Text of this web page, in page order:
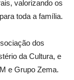
valorizando os
toda a família.
dos
da Cultura, e
e Grupo Zema.